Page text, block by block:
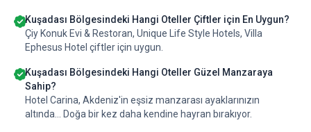
Kuşadası Bölgesindeki Hangi Oteller Çiftler için En Uygun?
Çiy Konuk Evi & Restoran, Unique Life Style Hotels, Villa
Ephesus Hotel çiftler için uygun.
Kuşadası Bölgesindeki Hangi Oteller Güzel Manzaraya
Sahip?
Hotel Carina, Akdeniz'in eşsiz manzarası ayaklarınızın
altında... Doğa bir kez daha kendine hayran bırakıyor.